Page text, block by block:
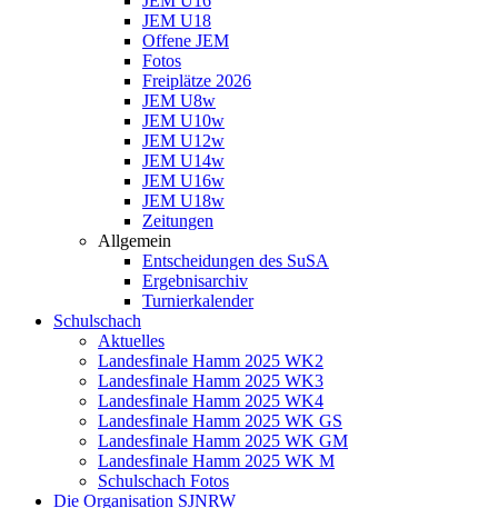
JEM U18
Offene JEM
Fotos
Freiplätze 2026
JEM U8w
JEM U10w
JEM U12w
JEM U14w
JEM U16w
JEM U18w
Zeitungen
Allgemein
Entscheidungen des SuSA
Ergebnisarchiv
Turnierkalender
Schulschach
Aktuelles
Landesfinale Hamm 2025 WK2
Landesfinale Hamm 2025 WK3
Landesfinale Hamm 2025 WK4
Landesfinale Hamm 2025 WK GS
Landesfinale Hamm 2025 WK GM
Landesfinale Hamm 2025 WK M
Schulschach Fotos
Die Organisation SJNRW